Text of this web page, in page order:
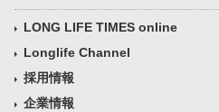
LONG LIFE TIMES online
Longlife Channel
採用情報
企業情報